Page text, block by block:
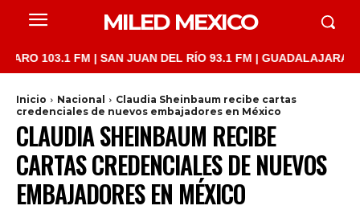
MILED MEXICO
FM | SAN JUAN DEL RÍO 93.1 FM | GUADALAJARA 1510
Inicio Nacional
Claudia Sheinbaum recibe cartas
credenciales de nuevos embajadores en México
CLAUDIA SHEINBAUM RECIBE
CARTAS CREDENCIALES DE NUEVOS
EMBAJADORES EN MÉXICO